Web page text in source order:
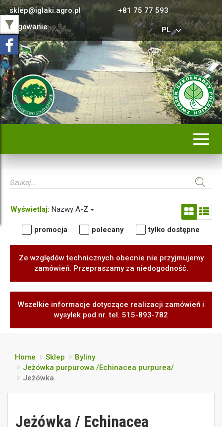
sklep@iglaki.agro.pl
+81 75 77 593
Logowanie
PL
Wyświetlaj: Nazwy A-Z
promocja polecany tylko dostępne
Ze względów technicznych obecnie nie przyjmujemy
zamówień. Przepraszamy za niedogodność.
Wszelkie informacje dotyczące realizacji zamówień i
wysyłek pod nr. tel. 515-893-782
Home Sklep
Byliny
Jeżówka purpurowa /Echinacea purpurea/
Jeżówka
Jeżówka / Echinacea